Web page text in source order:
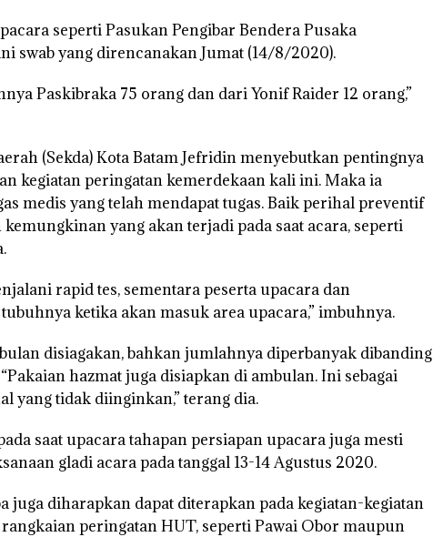
seperti Pasukan Pengibar Bendera Pusaka
swab yang direncanakan Jumat (14/8/2020).
Paskibraka 75 orang dan dari Yonif Raider 12 orang,”
(Sekda) Kota Batam Jefridin menyebutkan pentingnya
kegiatan peringatan kemerdekaan kali ini. Maka ia
medis yang telah mendapat tugas. Baik perihal preventif
yang akan terjadi pada saat acara, seperti
rapid tes, sementara peserta upacara dan
ketika akan masuk area upacara,” imbuhnya.
disiagakan, bahkan jumlahnya diperbanyak dibanding
hazmat juga disiapkan di ambulan. Ini sebagai
yang tidak diinginkan,” terang dia.
saat upacara tahapan persiapan upacara juga mesti
gladi acara pada tanggal 13-14 Agustus 2020.
juga diharapkan dapat diterapkan pada kegiatan-kegiatan
peringatan HUT, seperti Pawai Obor maupun